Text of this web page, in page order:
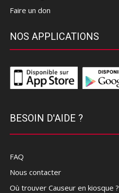
Faire un don
NOS APPLICATIONS
BESOIN D'AIDE ?
FAQ
Nous contacter
Où trouver Causeur en kiosque ?